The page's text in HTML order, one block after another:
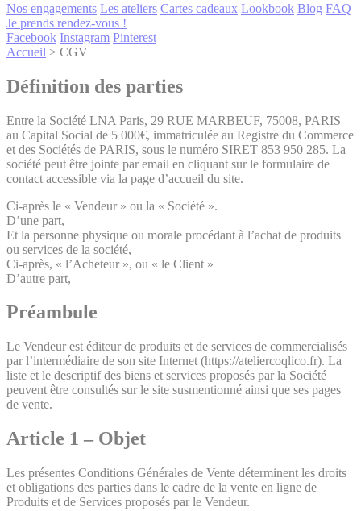
Nos engagements Les ateliers Cartes cadeaux Lookbook Blog FAQ
Je prends rendez-vous !
Facebook Instagram Pinterest
Accueil > CGV
Définition des parties
Entre la Société LNA Paris, 29 RUE MARBEUF, 75008, PARIS
au Capital Social de 5 000€, immatriculée au Registre du Commerce
et des Sociétés de PARIS, sous le numéro SIRET 853 950 285. La
société peut être jointe par email en cliquant sur le formulaire de
contact accessible via la page d’accueil du site.
Ci-après le « Vendeur » ou la « Société ».
D’une part,
Et la personne physique ou morale procédant à l’achat de produits
ou services de la société,
Ci-après, « l’Acheteur », ou « le Client »
D’autre part,
Préambule
Le Vendeur est éditeur de produits et de services de commercialisés
par l’intermédiaire de son site Internet (https://ateliercoqlico.fr). La
liste et le descriptif des biens et services proposés par la Société
peuvent être consultés sur le site susmentionné ainsi que ses pages
de vente.
Article 1 – Objet
Les présentes Conditions Générales de Vente déterminent les droits
et obligations des parties dans le cadre de la vente en ligne de
Produits et de Services proposés par le Vendeur.